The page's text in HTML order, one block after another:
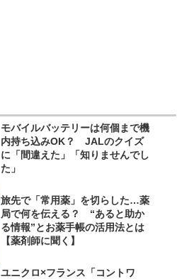
モバイルバッテリーは何個まで機
内持ち込みOK？ JALのクイズ
に「間違えた」「知りませんでし
た」
旅先で「常用薬」を切らした…薬
局で何を伝える？ “あると助か
る情報”とお薬手帳の活用法とは
【薬剤師に聞く】
ユニクロ×フランス「コントワ